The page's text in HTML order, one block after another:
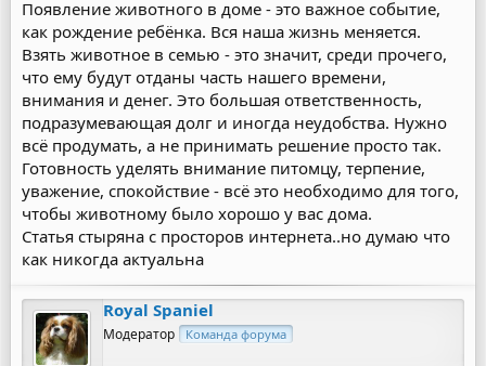
Появление животного в доме - это важное событие,
как рождение ребёнка. Вся наша жизнь меняется.
Взять животное в семью - это значит, среди прочего,
что ему будут отданы часть нашего времени,
внимания и денег. Это большая ответственность,
подразумевающая долг и иногда неудобства. Нужно
всё продумать, а не принимать решение просто так.
Готовность уделять внимание питомцу, терпение,
уважение, спокойствие - всё это необходимо для того,
чтобы животному было хорошо у вас дома.
Статья стыряна с просторов интернета..но думаю что
как никогда актуальна
Royal Spaniel
Модератор Команда форума